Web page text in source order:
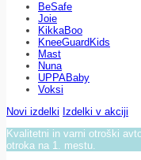
BeSafe
Joie
KikkaBoo
KneeGuardKids
Mast
Nuna
UPPABaby
Voksi
Novi izdelki Izdelki v akciji
Kvalitetni in varni otroški
otroka na 1. mestu.